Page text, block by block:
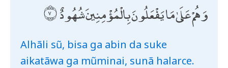
وَهُمْ عَلَىٰ مَا يَفْعَلُونَ بِالْمُؤْمِنِينَ شُهُودٌ
Alhãli sũ, bisa ga abin da suke
aikatãwa ga mũminai, sunã halarce.